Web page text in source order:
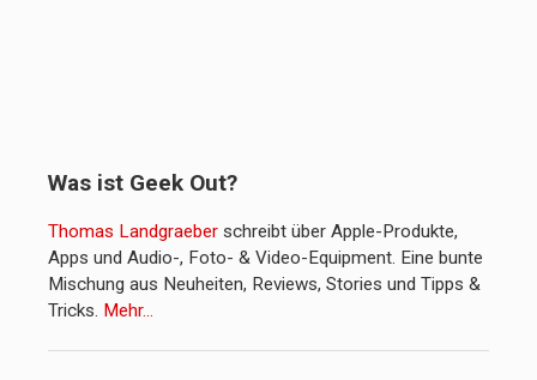
Was ist Geek Out?
Thomas Landgraeber schreibt über Apple-Produkte,
Apps und Audio-, Foto- & Video-Equipment. Eine bunte
Mischung aus Neuheiten, Reviews, Stories und Tipps &
Tricks. Mehr…